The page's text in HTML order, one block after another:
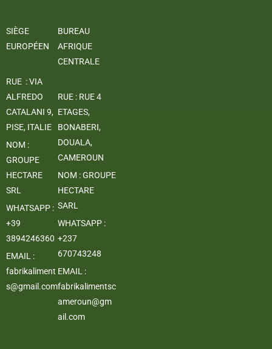
SIÈGE
EUROPÉEN
RUE : VIA
ALFREDO
CATALANI 9,
PISE, ITALIE
NOM :
GROUPE
HECTARE
SRL
WHATSAPP :
+39
3894246360
EMAIL :
fabrikaliment
s@gmail.com
BUREAU
AFRIQUE
CENTRALE
RUE : RUE 4
ETAGES,
BONABERI,
DOUALA,
CAMEROUN
NOM : GROUPE
HECTARE
SARL
WHATSAPP :
+237
670743248
EMAIL :
fabrikalimentsc
ameroun@gm
ail.com